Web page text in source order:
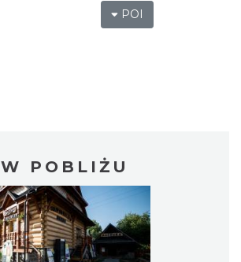
POI
W POBLIŻU